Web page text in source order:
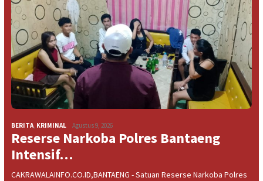
BERITA, KRIMINAL Agustus 9, 2026
Reserse Narkoba Polres Bantaeng
Intensif…
CAKRAWALAINFO.CO.ID,BANTAENG - Satuan Reserse Narkoba Polres